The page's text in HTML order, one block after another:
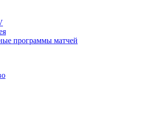
программы матчей